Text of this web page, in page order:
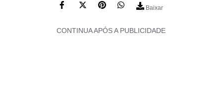
Baixar
CONTINUA APÓS A PUBLICIDADE